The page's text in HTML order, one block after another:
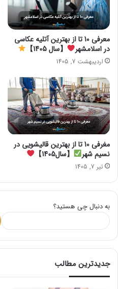
معرفی 10 تا از بهترین آتلیه عکاسی
در اسلامشهر
【سال 1405】
اردیبهشت 7, 1405
مغرفی 10 تا از بهترین قالیشویی در
نسیم شهر
【سال1405】
تیر 7, 1405
به دنبال چی هستید؟
جدیدترین مطالب